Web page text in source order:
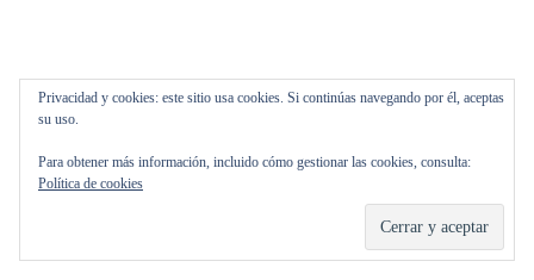
Privacidad y cookies: este sitio usa cookies. Si continúas navegando por él, aceptas
su uso.
Para obtener más información, incluido cómo gestionar las cookies, consulta:
Política de cookies